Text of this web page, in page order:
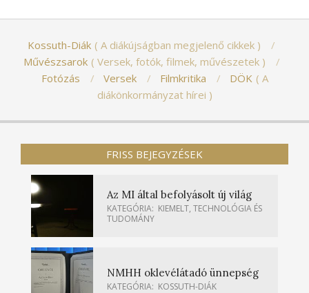
Kossuth-Diák
A diákújságban megjelenő cikkek
Művészsarok
Versek, fotók, filmek, művészetek
Fotózás
Versek Filmkritika DÖK
A
diákönkormányzat hírei
FRISS BEJEGYZÉSEK
Az MI által befolyásolt új világ
KATEGÓRIA: KIEMELT, TECHNOLÓGIA ÉS
TUDOMÁNY
NMHH oklevélátadó ünnepség
KATEGÓRIA: KOSSUTH-DIÁK